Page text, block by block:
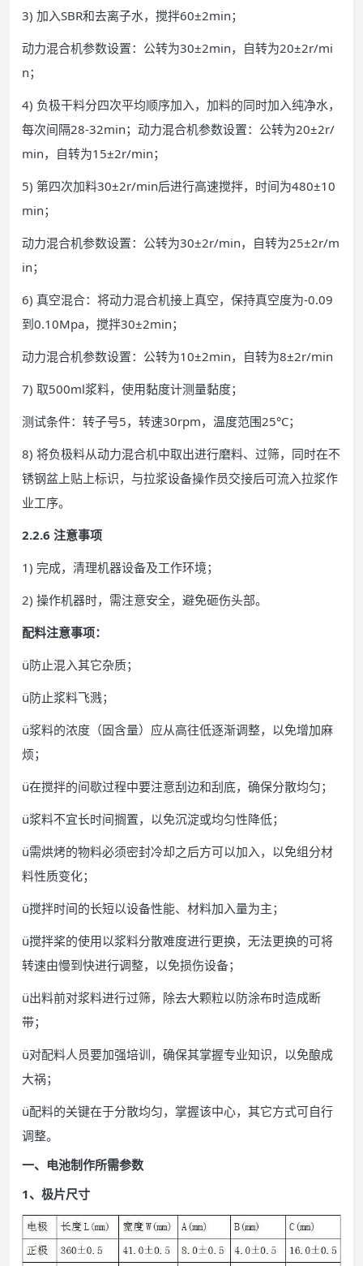
3) 加入SBR和去离子水，搅拌60±2min；
动力混合机参数设置：公转为30±2min，自转为20±2r/mi
n；
4) 负极干料分四次平均顺序加入，加料的同时加入纯净水，
每次间隔28-32min；动力混合机参数设置：公转为20±2r/
min，自转为15±2r/min；
5) 第四次加料30±2r/min后进行高速搅拌，时间为480±10
min；
动力混合机参数设置：公转为30±2r/min，自转为25±2r/m
in；
6) 真空混合：将动力混合机接上真空，保持真空度为-0.09
到0.10Mpa，搅拌30±2min；
动力混合机参数设置：公转为10±2min，自转为8±2r/min
7) 取500ml浆料，使用黏度计测量黏度；
测试条件：转子号5，转速30rpm，温度范围25°C；
8) 将负极料从动力混合机中取出进行磨料、过筛，同时在不
锈钢盆上贴上标识，与拉浆设备操作员交接后可流入拉浆作
业工序。
2.2.6 注意事项
1) 完成，清理机器设备及工作环境；
2) 操作机器时，需注意安全，避免砸伤头部。
配料注意事项：
ü防止混入其它杂质；
ü防止浆料飞溅；
ü浆料的浓度（固含量）应从高往低逐渐调整，以免增加麻
烦；
ü在搅拌的间歇过程中要注意刮边和刮底，确保分散均匀；
ü浆料不宜长时间搁置，以免沉淀或均匀性降低；
ü需烘烤的物料必须密封冷却之后方可以加入，以免组分材
料性质变化；
ü搅拌时间的长短以设备性能、材料加入量为主；
ü搅拌桨的使用以浆料分散难度进行更换，无法更换的可将
转速由慢到快进行调整，以免损伤设备；
ü出料前对浆料进行过筛，除去大颗粒以防涂布时造成断
带；
ü对配料人员要加强培训，确保其掌握专业知识，以免酿成
大祸；
ü配料的关键在于分散均匀，掌握该中心，其它方式可自行
调整。
一、电池制作所需参数
1、极片尺寸